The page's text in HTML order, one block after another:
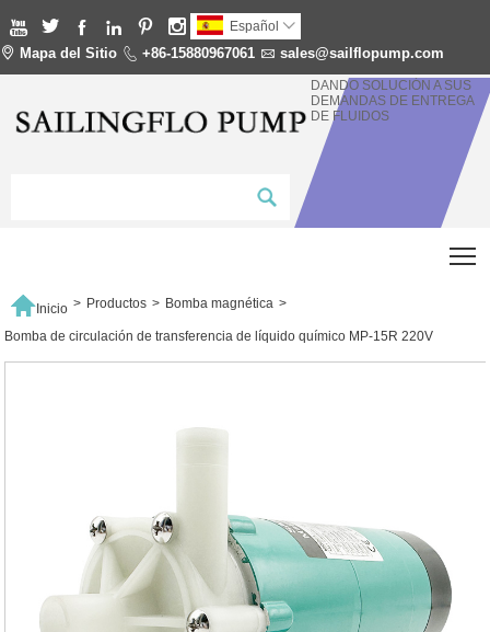
      Español 
 Mapa del Sitio  +86-15880967061  sales@sailflopump.com
DANDO SOLUCIÓN A SUS
DEMANDAS DE ENTREGA
DE FLUIDOS
Inicio > Productos > Bomba magnética >
Bomba de circulación de transferencia de líquido químico MP-15R 220V